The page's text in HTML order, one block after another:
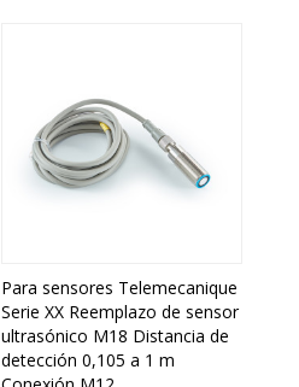
Para sensores Telemecanique
Serie XX Reemplazo de sensor
ultrasónico M18 Distancia de
detección 0,105 a 1 m